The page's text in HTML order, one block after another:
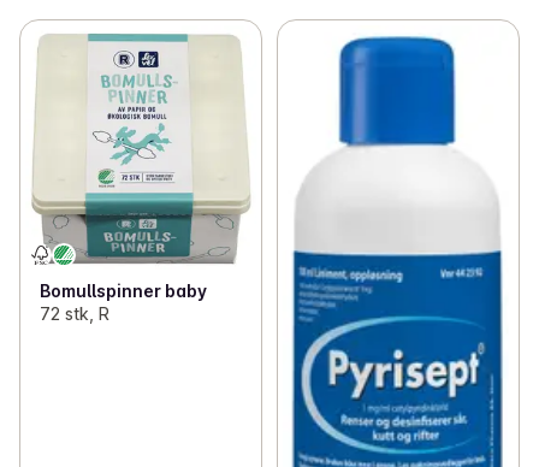
Bomullspinner baby
72 stk, R